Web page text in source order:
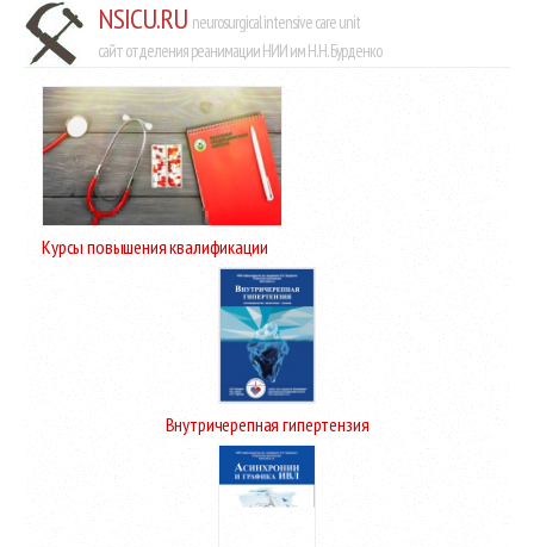
NSICU.RU neurosurgical intensive care unit
сайт отделения реанимации НИИ им Н.Н. Бурденко
Курсы повышения квалификации
Внутричерепная гипертензия